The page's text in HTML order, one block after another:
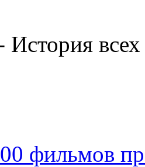
История
фильмов